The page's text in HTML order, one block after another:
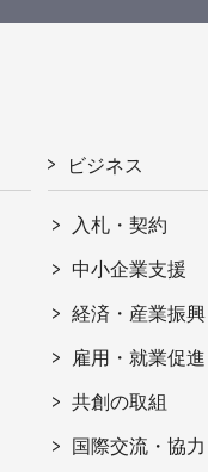
ビジネス
入札・契約
中小企業支援
経済・産業振興
雇用・就業促進
共創の取組
国際交流・協力